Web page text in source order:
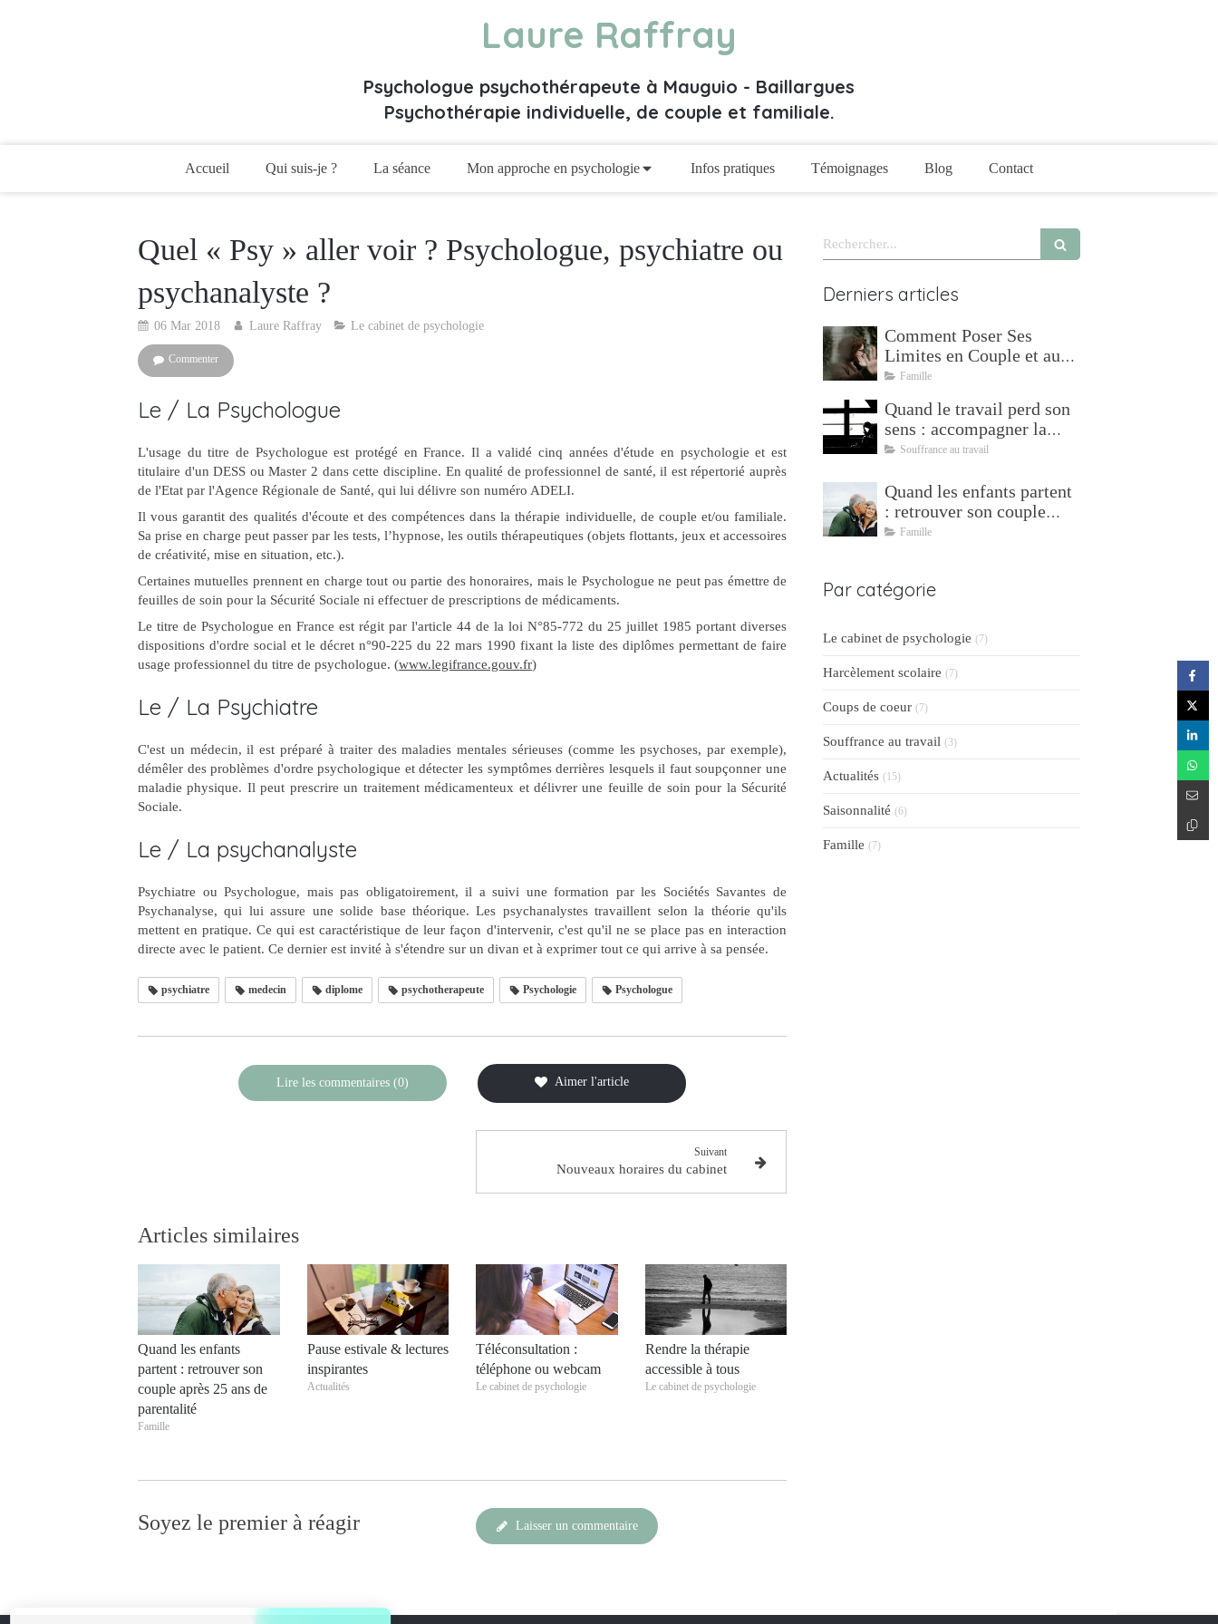
Laure Raffray
Psychologue psychothérapeute à Mauguio - Baillargues
Psychothérapie individuelle, de couple et familiale.
Accueil Qui suis-je ? La séance Mon approche en psychologie Infos pratiques Témoignages Blog Contact
Quel « Psy » aller voir ? Psychologue, psychiatre ou
psychanalyste ?
06 Mar 2018 Laure Raffray Le cabinet de psychologie
Commenter
Le / La Psychologue
L'usage du titre de Psychologue est protégé en France. Il a validé cinq années d'étude en psychologie et est
titulaire d'un DESS ou Master 2 dans cette discipline. En qualité de professionnel de santé, il est répertorié auprès
de l'Etat par l'Agence Régionale de Santé, qui lui délivre son numéro ADELI.
Il vous garantit des qualités d'écoute et des compétences dans la thérapie individuelle, de couple et/ou familiale.
Sa prise en charge peut passer par les tests, l’hypnose, les outils thérapeutiques (objets flottants, jeux et accessoires
de créativité, mise en situation, etc.).
Certaines mutuelles prennent en charge tout ou partie des honoraires, mais le Psychologue ne peut pas émettre de
feuilles de soin pour la Sécurité Sociale ni effectuer de prescriptions de médicaments.
Le titre de Psychologue en France est régit par l'article 44 de la loi N°85-772 du 25 juillet 1985 portant diverses
dispositions d'ordre social et le décret n°90-225 du 22 mars 1990 fixant la liste des diplômes permettant de faire
usage professionnel du titre de psychologue.​ (www.legifrance.gouv.fr)
Le / La Psychiatre
C'est un médecin, il est préparé à traiter des maladies mentales sérieuses (comme les psychoses, par exemple),
démêler des problèmes d'ordre psychologique et détecter les symptômes derrières lesquels il faut soupçonner une
maladie physique. Il peut prescrire un traitement médicamenteux et délivrer une feuille de soin pour la Sécurité
Sociale.
Le / La psychanalyste
Psychiatre ou Psychologue, mais pas obligatoirement, il a suivi une formation par les Sociétés Savantes de
Psychanalyse, qui lui assure une solide base théorique. Les psychanalystes travaillent selon la théorie qu'ils
mettent en pratique. Ce qui est caractéristique de leur façon d'intervenir, c'est qu'il ne se place pas en interaction
directe avec le patient. Ce dernier est invité à s'étendre sur un divan et à exprimer tout ce qui arrive à sa pensée.
psychiatre medecin diplome psychotherapeute Psychologie Psychologue
Lire les commentaires (0) Aimer l'article
Suivant
Nouveaux horaires du cabinet
Articles similaires
Quand les enfants
partent : retrouver son
couple après 25 ans de
parentalité
Famille
Pause estivale & lectures
inspirantes
Actualités
Téléconsultation :
téléphone ou webcam
Le cabinet de psychologie
Rendre la thérapie
accessible à tous
Le cabinet de psychologie
Soyez le premier à réagir Laisser un commentaire
Rechercher
Derniers articles
Comment Poser Ses
Limites en Couple et au
Travail — Psychologue à
Famille
Quand le travail perd son
sens : accompagner la
transition vers l'après
Souffrance au travail
Quand les enfants partent
: retrouver son couple
après 25 ans de parentalité
Famille
Par catégorie
Le cabinet de psychologie (7)
Harcèlement scolaire (7)
Coups de coeur (7)
Souffrance au travail (3)
Actualités (15)
Saisonnalité (6)
Famille (7)